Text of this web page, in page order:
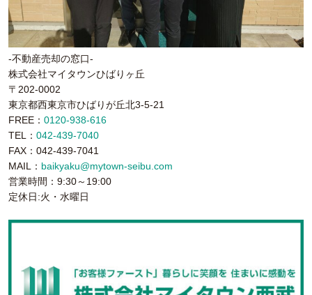
-不動産売却の窓口-
株式会社マイタウンひばりヶ丘
〒202-0002
東京都西東京市ひばりが丘北3-5-21
FREE： 0120-938-616
TEL： 042-439-7040
FAX：042-439-7041
MAIL： baikyaku@mytown-seibu.com
営業時間：9:30～19:00
定休日:火・水曜日